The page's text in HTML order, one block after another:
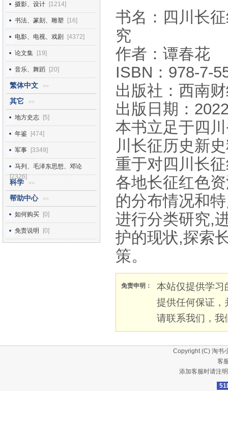
摄影、设计 [1214]
书法、篆刻、雕塑 [16]
电影、电视、戏剧 [4372]
论文集 [19]
音乐、舞蹈 [20]
繁体中文 >>
其它 >>
地方史志 [5]
年鉴 [474]
军事 [3349]
马列、毛泽东思想、邓论
[2326]
科学 >>
帮助中心 >>
如何购买 [0]
免责说明 [0]
书名：四川长
究
作者：谭春花
ISBN：978-7-
出版社：西南
出版日期：
本书立足于四
川长征历史新
重于对四川长
各地长征红色
的分布情况和
进行分类研究,
护的现状,探索
策。
免责申明：
本站仅提供学习
提供任何保证，
请联系我们，我
Copyright (C) 淘书
客
添加客服时请注